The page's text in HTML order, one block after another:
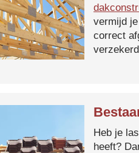
vermijd
correct
Heb je
heeft?